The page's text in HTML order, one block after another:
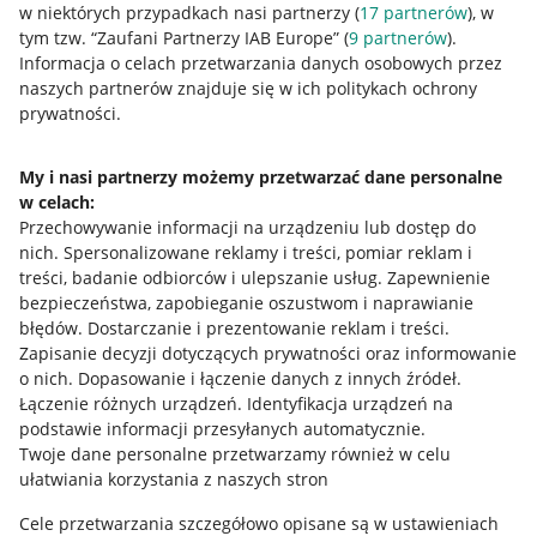
w niektórych przypadkach nasi partnerzy (17 partnerów), w
tym tzw. “Zaufani Partnerzy IAB Europe” (9 partnerów).
Informacja o celach przetwarzania danych osobowych przez
naszych partnerów znajduje się w ich politykach ochrony
prywatności.
My i nasi partnerzy możemy przetwarzać dane personalne
w celach:
Przechowywanie informacji na urządzeniu lub dostęp do
nich. Spersonalizowane reklamy i treści, pomiar reklam i
treści, badanie odbiorców i ulepszanie usług. Zapewnienie
bezpieczeństwa, zapobieganie oszustwom i naprawianie
błędów. Dostarczanie i prezentowanie reklam i treści.
Zapisanie decyzji dotyczących prywatności oraz informowanie
o nich. Dopasowanie i łączenie danych z innych źródeł.
Łączenie różnych urządzeń. Identyfikacja urządzeń na
podstawie informacji przesyłanych automatycznie.
Twoje dane personalne przetwarzamy również w celu
ułatwiania korzystania z naszych stron
Cele przetwarzania szczegółowo opisane są w ustawieniach
Przydatne informacje
Jak to działa
Allegro Gadane dla sprzedających
Allegro Gadane dla kupujących
Mapa miejscowości
Informacje prawne
Regulamin
Polityka plików "cookies"
Ustawienia plików "cookies"
Udostępnianie lokalizacji